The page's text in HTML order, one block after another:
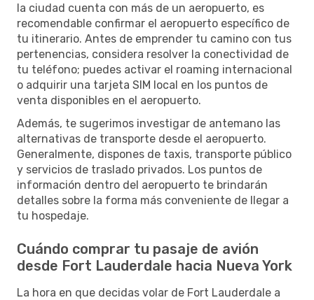
la ciudad cuenta con más de un aeropuerto, es
recomendable confirmar el aeropuerto específico de
tu itinerario. Antes de emprender tu camino con tus
pertenencias, considera resolver la conectividad de
tu teléfono; puedes activar el roaming internacional
o adquirir una tarjeta SIM local en los puntos de
venta disponibles en el aeropuerto.
Además, te sugerimos investigar de antemano las
alternativas de transporte desde el aeropuerto.
Generalmente, dispones de taxis, transporte público
y servicios de traslado privados. Los puntos de
información dentro del aeropuerto te brindarán
detalles sobre la forma más conveniente de llegar a
tu hospedaje.
Cuándo comprar tu pasaje de avión
desde Fort Lauderdale hacia Nueva York
La hora en que decidas volar de Fort Lauderdale a